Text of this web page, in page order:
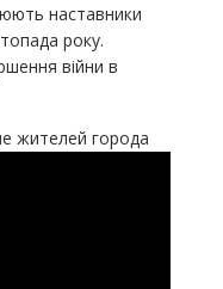
наставники
року.
війни в
жителей города